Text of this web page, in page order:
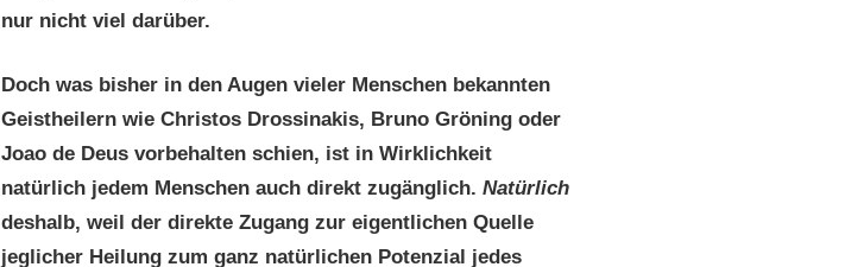
nur nicht viel darüber.
Doch was bisher in den Augen vieler Menschen bekannten
Geistheilern wie Christos Drossinakis, Bruno Gröning oder
Joao de Deus vorbehalten schien, ist in Wirklichkeit
natürlich jedem Menschen auch direkt zugänglich. Natürlich
deshalb, weil der direkte Zugang zur eigentlichen Quelle
jeglicher Heilung zum ganz natürlichen Potenzial jedes